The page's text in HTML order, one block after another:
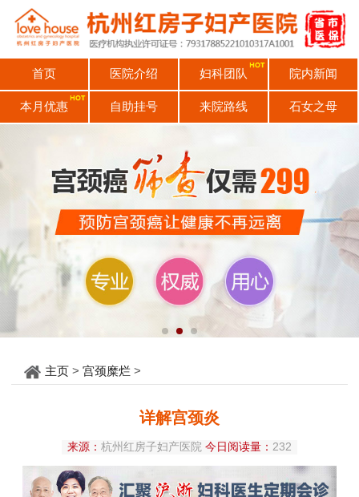
首页 医院介绍 妇科团队 院内新闻
本月优惠 自助挂号 来院路线 石女之母
主页 > 宫颈糜烂 >
详解宫颈炎
来源： 杭州红房子妇产医院 今日阅读量： 232